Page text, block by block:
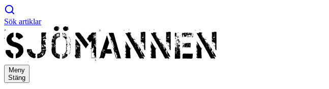
Sök artiklar
Meny
Stäng